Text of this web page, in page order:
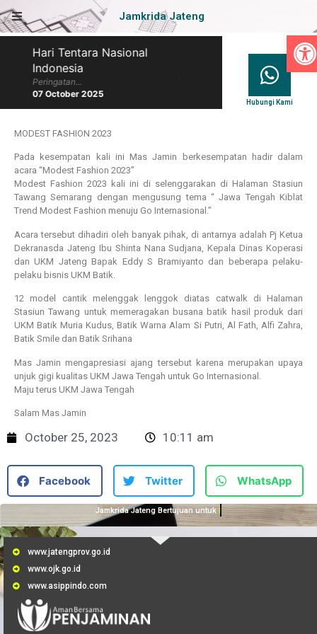
Jamkrida Jateng
Hari Tentara Nasional
Indonesia
Peringatan...
07 October 2025
Hari Batik Nasional
Hubungi Kami
MODEST FASHION 2023
Pada kesempatan kali ini Mas Jamin berkesempatan hadir dalam
acara “Modest Fashion 2023”
Modest Fashion 2023 kali ini di selenggarakan di Halaman Stasiun
Tawang Semarang dengan mengusung tema “ Jawa Tengah Kiblat
Trend Modest Fashion menuju Go Internasional.”
Acara tersebut dihadiri oleh banyak pihak, di antarnya adalah Pj Ketua
Dekranasda Jateng Ibu Shinta Nana Sudjana, Kepala Dinas Koperasi
dan UKM Jateng Bapak Eddy S Bramiyanto dan beberapa pelaku-
pelaku bisnis UKM Batik.
12 model cantik melenggak lenggok diatas catwalk di Halaman
Stasiun Tawang untuk memeragakan busana batik hasil produk dari
UKM Batik Muria Kudus, Batik Warna Alam Si Putri, Al Fath, Alfi Zahra,
Batik Smile dan Batik Srihana
Mas Jamin mengapresiasi ajang tersebut karena merupakan upaya
unjuk gigi kualitas UKM Jawa Tengah untuk Go Internasional.
Maju terus UKM Jawa Tengah
Salam Mas Jamin
October 25, 2023 10:11 am
Facebook Twitter WhatsApp
Jamkrida Jateng Bertujuan untuk Membantu UMKM
www.jatengprov.go.id
www.ojk.go.id
www.asippindo.com